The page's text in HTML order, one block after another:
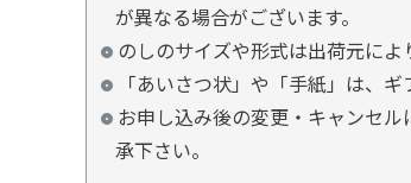
が異なる場合がございます。
のしのサイズや形式は出荷元によ
「あいさつ状」や「手紙」は、
お申し込み後の変更・キャンセ
承下さい。